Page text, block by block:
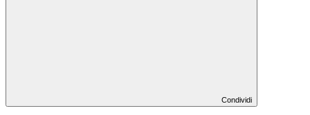
Condividi